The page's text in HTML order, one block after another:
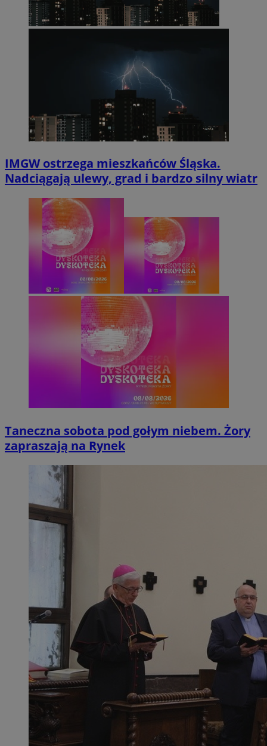
IMGW ostrzega mieszkańców Śląska.
Nadciągają ulewy, grad i bardzo silny wiatr
Taneczna sobota pod gołym niebem. Żory
zapraszają na Rynek